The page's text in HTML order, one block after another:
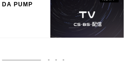
DA PUMP